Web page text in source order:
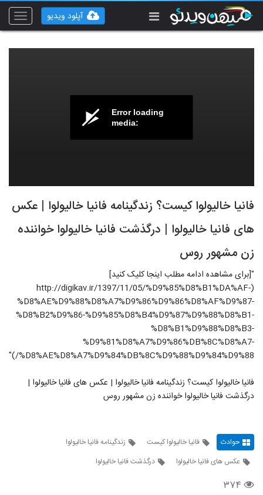
Toggle
آپلود ویدیو
Error loading
media:
فانیا خالیولوا کیست؟ زندگینامه فانیا خالیولوا | عکس
های فانیا خالیولوا | درگذشت فانیا خالیولوا خواننده
زن مشهور روس
"[برای مشاهده ادامه مطلب اینجا کلیک کنید]
(http://digikav.ir/1397/11/05/%D9%85%D8%B1%DA%AF-
%D8%AE%D9%88%D8%A7%D9%86%D9%86%D8%AF%D9%87-
%D8%B2%D9%86-%D9%85%D8%B4%D9%87%D9%88%D8%B1-
%D8%B1%D9%88%D8%B3-
%D9%81%D8%A7%D9%86%DB%8C%D8%A7-
%D8%AE%D8%A7%D9%84%DB%8C%D9%88%D9%84%D9%88/)"
فانیا خالیولوا کیست؟ زندگینامه فانیا خالیولوا | عکس های فانیا خالیولوا |
درگذشت فانیا خالیولوا خواننده زن مشهور روس
حوادث فانیا خالیولوا کیست
زندگینامه فانیا خالیولوا
عکس های فانیا خالیولوا
درگذشت فانیا خالیولوا
۳۷۴